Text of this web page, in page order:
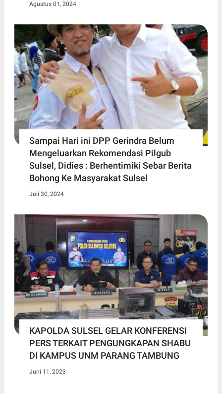
Agustus 01, 2024
Sampai Hari ini DPP Gerindra Belum
Mengeluarkan Rekomendasi Pilgub
Sulsel, Didies : Berhentimiki Sebar Berita
Bohong Ke Masyarakat Sulsel
Juli 30, 2024
KAPOLDA SULSEL GELAR KONFERENSI
PERS TERKAIT PENGUNGKAPAN SHABU
DI KAMPUS UNM PARANG TAMBUNG
Juni 11, 2023